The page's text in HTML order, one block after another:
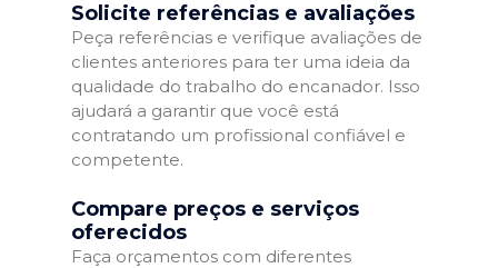
Solicite referências e avaliações
Peça referências e verifique avaliações de
clientes anteriores para ter uma ideia da
qualidade do trabalho do encanador. Isso
ajudará a garantir que você está
contratando um profissional confiável e
competente.
Compare preços e serviços
oferecidos
Faça orçamentos com diferentes